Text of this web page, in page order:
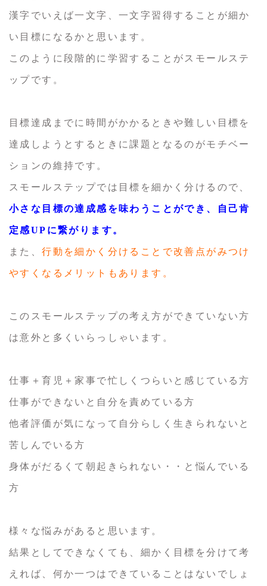
漢字でいえば一文字、一文字習得することが細か
い目標になるかと思います。
このように段階的に学習することがスモールステ
ップです。
目標達成までに時間がかかるときや難しい目標を
達成しようとするときに課題となるのがモチベー
ションの維持です。
スモールステップでは目標を細かく分けるので、
小さな目標の達成感を味わうことができ、自己肯
定感UPに繋がります。
また、行動を細かく分けることで改善点がみつけ
やすくなるメリットもあります。
このスモールステップの考え方ができていない方
は意外と多くいらっしゃいます。
仕事＋育児＋家事で忙しくつらいと感じている方
仕事ができないと自分を責めている方
他者評価が気になって自分らしく生きられないと
苦しんでいる方
身体がだるくて朝起きられない・・と悩んでいる
方
様々な悩みがあると思います。
結果としてできなくても、細かく目標を分けて考
えれば、何か一つはできていることはないでしょ